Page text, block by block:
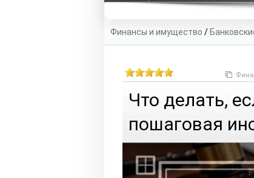
Финансы и имущество /
Что делать,
пошаговая